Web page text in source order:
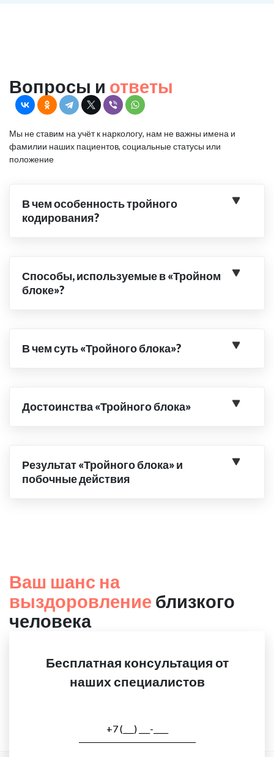
Вопросы и ответы
Мы не ставим на учёт к наркологу, нам не важны имена и
фамилии наших пациентов, социальные статусы или
положение
В чем особенность тройного
кодирования?
Способы, используемые в «Тройном
блоке»?
В чем суть «Тройного блока»?
Достоинства «Тройного блока»
Результат «Тройного блока» и
побочные действия
Ваш шанс на
выздоровление близкого
человека
Бесплатная консультация от
наших специалистов